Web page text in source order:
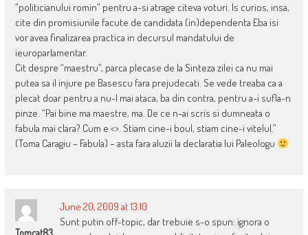
“politicianului romin” pentru a-si atrage citeva voturi. Is curios, insa,
cite din promisiunile facute de candidata (in)dependenta Eba isi
vor avea finalizarea practica in decursul mandatului de
ieuroparlamentar.
Cit despre “maestru”, parca plecase de la Sinteza zilei ca nu mai
putea sa il injure pe Basescu fara prejudecati. Se vede treaba ca a
plecat doar pentru a nu-l mai ataca, ba din contra, pentru a-i sufla-n
pinze. “Pai bine ma maestre, ma. De ce n-ai scris si dumneata o
fabula mai clara? Cum e <>. Stiam cine-i boul, stiam cine-i vitelul.”
(Toma Caragiu – Fabula) – asta fara aluzii la declaratia lui Paleologu
June 20, 2009 at 13:10
Sunt putin off-topic, dar trebuie s-o spun: ignora o